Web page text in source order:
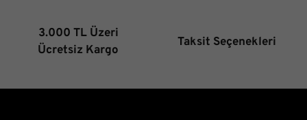
3.000 TL Üzeri
Ücretsiz Kargo
Taksit Seçenekleri